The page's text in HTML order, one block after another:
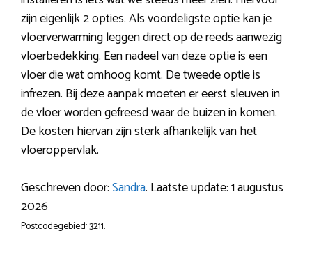
zijn eigenlijk 2 opties. Als voordeligste optie kan je
vloerverwarming leggen direct op de reeds aanwezig
vloerbedekking. Een nadeel van deze optie is een
vloer die wat omhoog komt. De tweede optie is
infrezen. Bij deze aanpak moeten er eerst sleuven in
de vloer worden gefreesd waar de buizen in komen.
De kosten hiervan zijn sterk afhankelijk van het
vloeroppervlak.
Geschreven door:Sandra. Laatste update: 1 augustus
2026
Postcodegebied: 3211.